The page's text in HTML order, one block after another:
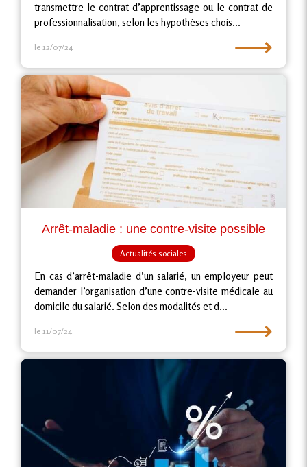
transmettre le contrat d’apprentissage ou le contrat de
professionnalisation, selon les hypothèses chois...
le 12/07/24 ⟶
Arrêt-maladie : une contre-visite possible
Actualités sociales
En cas d’arrêt-maladie d’un salarié, un employeur peut
demander l’organisation d’une contre-visite médicale au
domicile du salarié. Selon des modalités et d...
le 11/07/24 ⟶